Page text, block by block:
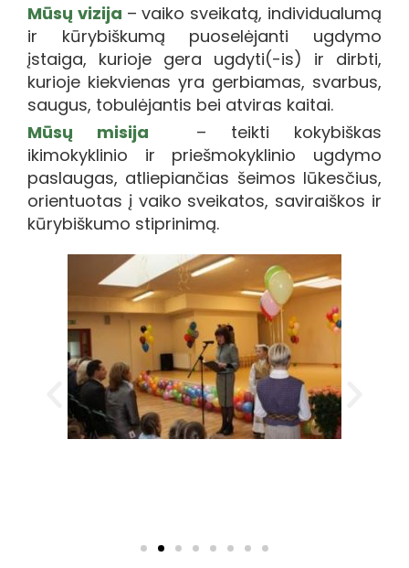
Mūsų vizija – vaiko sveikatą, individualumą
ir kūrybiškumą puoselėjanti ugdymo
įstaiga, kurioje gera ugdyti(-is) ir dirbti,
kurioje kiekvienas yra gerbiamas, svarbus,
saugus, tobulėjantis bei atviras kaitai.
Mūsų misija
– teikti kokybiškas
ikimokyklinio ir priešmokyklinio ugdymo
paslaugas, atliepiančias šeimos lūkesčius,
orientuotas į vaiko sveikatos, saviraiškos ir
kūrybiškumo stiprinimą.